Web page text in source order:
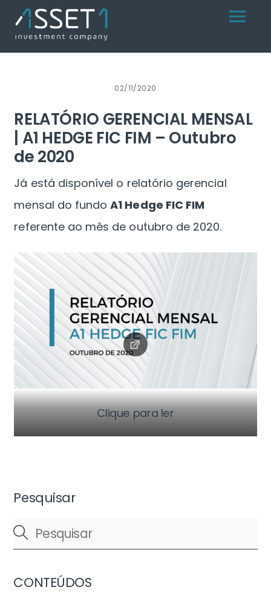
content
Menu
02/11/2020
RELATÓRIO GERENCIAL MENSAL
| A1 HEDGE FIC FIM – Outubro
de 2020
Já está disponível o relatório gerencial
mensal do fundoA1 Hedge FIC FIM
referente ao mês de outubro de 2020.
Clique para ler
Pesquisar
CONTEÚDOS